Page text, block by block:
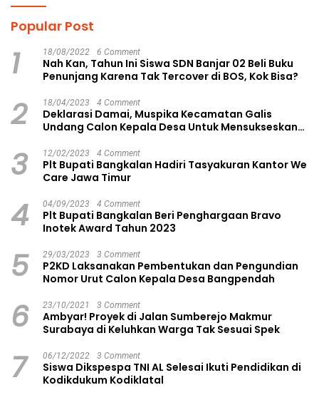
Popular Post
1 18/08/2022 6 Comment
Nah Kan, Tahun Ini Siswa SDN Banjar 02 Beli Buku
Penunjang Karena Tak Tercover di BOS, Kok Bisa?
2 18/04/2023 4 Comment
Deklarasi Damai, Muspika Kecamatan Galis
Undang Calon Kepala Desa Untuk Mensukseskan
3 12/02/2023 4 Comment
Plt Bupati Bangkalan Hadiri Tasyakuran Kantor We
Care Jawa Timur
4 04/09/2023 4 Comment
Plt Bupati Bangkalan Beri Penghargaan Bravo
Inotek Award Tahun 2023
5 29/03/2023 3 Comment
P2KD Laksanakan Pembentukan dan Pengundian
Nomor Urut Calon Kepala Desa Bangpendah
6 23/10/2021 3 Comment
Ambyar! Proyek di Jalan Sumberejo Makmur
Surabaya di Keluhkan Warga Tak Sesuai Spek
7 06/12/2022 3 Comment
Siswa Dikspespa TNI AL Selesai Ikuti Pendidikan di
Kodikdukum Kodiklatal